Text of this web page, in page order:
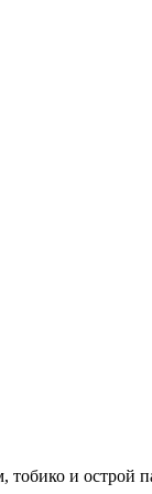
тобико и острой